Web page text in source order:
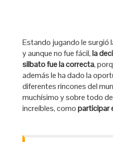
Estando jugando le surgió
y aunque no fue fácil,la
silbato fue la correcta,
además le ha dado la
diferentes rincones del
muchísimo y sobre todo
increíbles, comoparticipar